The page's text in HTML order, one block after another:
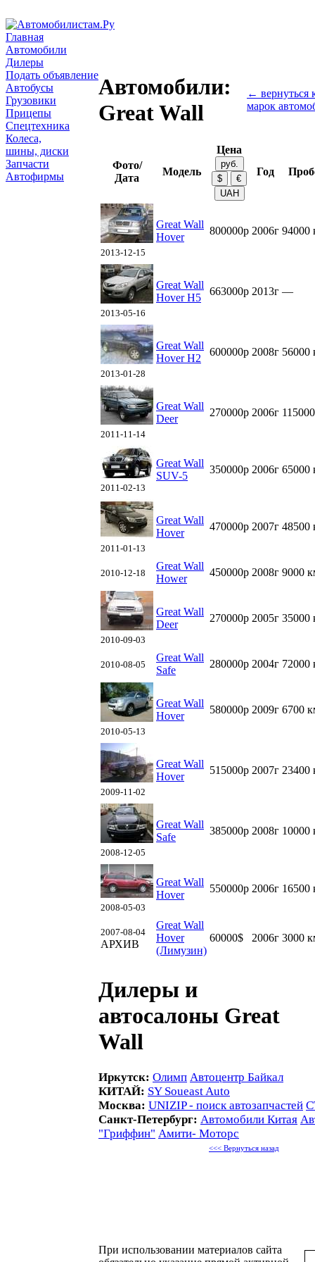
Главная
Автомобили
Дилеры
Подать объявление
Автобусы
Грузовики
Прицепы
Спецтехника
Колеса,
шины, диски
Запчасти
Автофирмы
Автомобили:
Great Wall
← вернуться
марок
Фото/
Дата
Модель
Цена
Год
2013-12-15
Great Wall
Hover
800000р 2006г 94000
2013-05-16
Great Wall
Hover H5
663000р 2013г —
2013-01-28
Great Wall
Hover H2
600000р 2008г 56000
2011-11-14
Great Wall
Deer
270000р 2006г
2011-02-13
Great Wall
SUV-5
350000р 2006г 65000
2011-01-13
Great Wall
Hover
470000р 2007г 48500
2010-12-18
Great Wall
Hower
450000р 2008г 9000
2010-09-03
Great Wall
Deer
270000р 2005г 35000
2010-08-05
Great Wall
Safe
280000р 2004г 72000
2010-05-13
Great Wall
Hover
580000р 2009г 6700
2009-11-02
Great Wall
Hover
515000р 2007г 23400
2008-12-05
Great Wall
Safe
385000р 2008г 10000
2008-05-03
Great Wall
Hover
550000р 2006г 16500
2007-08-04
АРХИВ
Great Wall
Hover
(Лимузин)
60000$ 2006г 3000
Дилеры и
автосалоны Great
Wall
Иркутск: Олимп Автоцентр Байкал
КИТАЙ: SY Soueast Auto
Москва: UNIZIP - поиск автозапчастей
Санкт-Петербург: Автомобили Китая
"Гриффин" Амити- Моторс
<<< Вернуться назад
При использовании материалов сайта